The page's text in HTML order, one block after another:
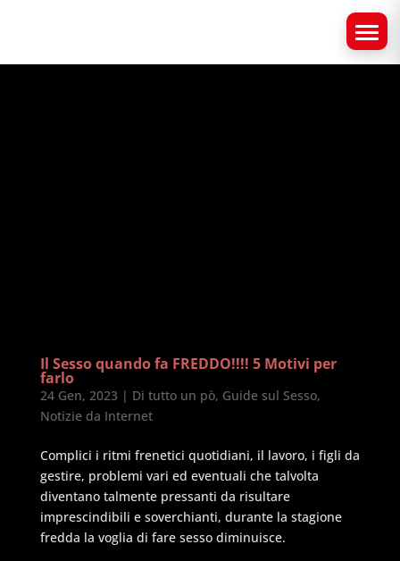
Il Sesso quando fa FREDDO!!!! 5 Motivi per
farlo
24 Gen, 2023 | Di tutto un pò, Guide sul Sesso,
Notizie da Internet
Complici i ritmi frenetici quotidiani, il lavoro, i figli da
gestire, problemi vari ed eventuali che talvolta
diventano talmente pressanti da risultare
imprescindibili e soverchianti, durante la stagione
fredda la voglia di fare sesso diminuisce.